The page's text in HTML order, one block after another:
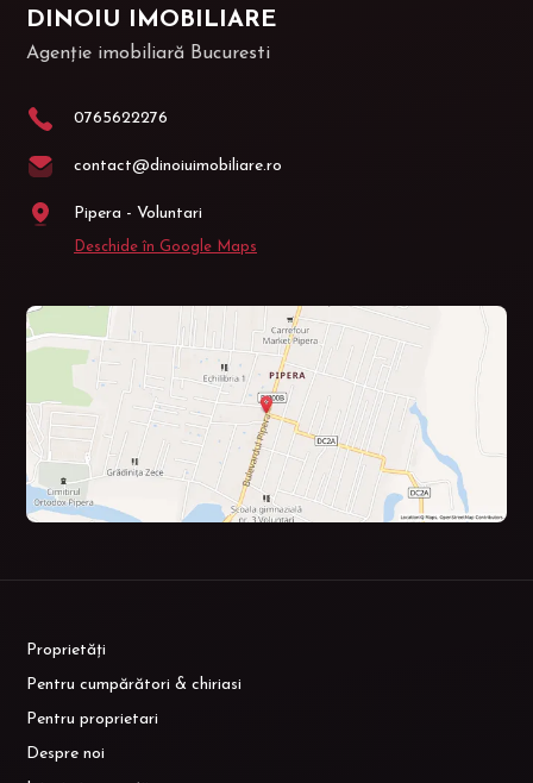
DINOIU IMOBILIARE
Agenție imobiliară Bucuresti
0765622276
contact@dinoiuimobiliare.ro
Pipera - Voluntari
Deschide în Google Maps
Proprietăți
Pentru cumpărători & chiriasi
Pentru proprietari
Despre noi